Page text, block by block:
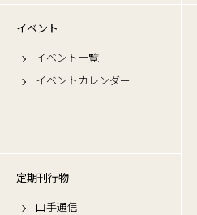
イベント
イベント一覧
イベントカレンダー
定期刊行物
山手通信